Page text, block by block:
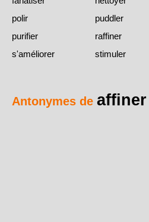
polir
puddler
purifier
raffiner
s'améliorer
stimuler
Antonymes de affiner